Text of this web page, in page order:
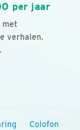
per jaar
met
verhalen.
Colofon